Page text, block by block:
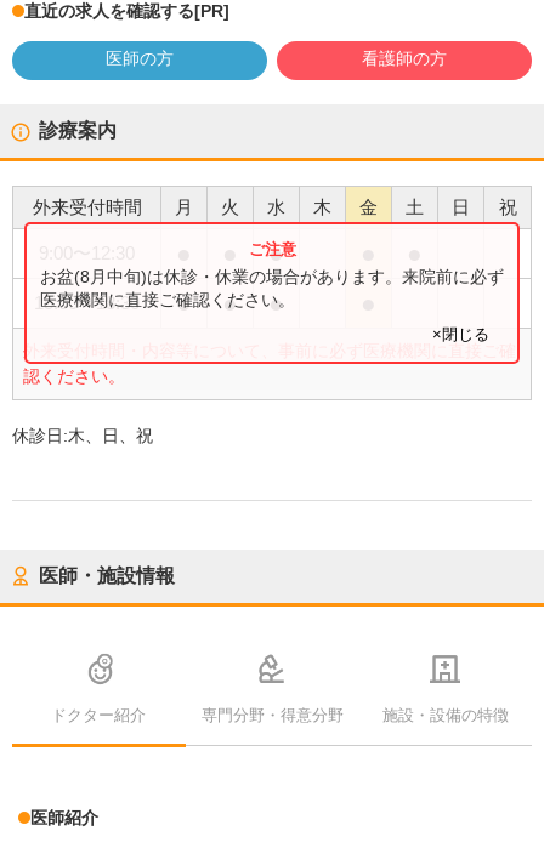
直近の求人を確認する[PR]
医師の方 看護師の方
診療案内
外来受付時間 月 火 水 木 金 土 日 祝
●
15:00〜18:30 ● ● ●
外来受付時間・内容等について、事前に必ず医療機関に直接ご確
認ください。
お盆(8月中旬)は休診・休業の場合があります。来院前に必ず
医療機関に直接ご確認ください。
×閉じる
休診日:木、日、祝
医師・施設情報
ドクター紹介 専門分野・得意分野 施設・設備の特徴
医師紹介